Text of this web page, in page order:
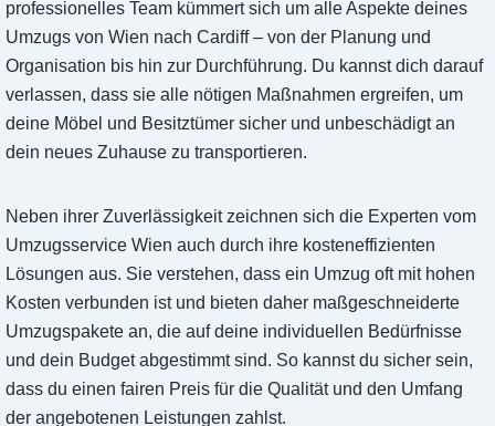
professionelles Team kümmert sich um alle Aspekte deines
Umzugs von Wien nach Cardiff – von der Planung und
Organisation bis hin zur Durchführung. Du kannst dich darauf
verlassen, dass sie alle nötigen Maßnahmen ergreifen, um
deine Möbel und Besitztümer sicher und unbeschädigt an
dein neues Zuhause zu transportieren.
Neben ihrer Zuverlässigkeit zeichnen sich die Experten vom
Umzugsservice Wien auch durch ihre kosteneffizienten
Lösungen aus. Sie verstehen, dass ein Umzug oft mit hohen
Kosten verbunden ist und bieten daher maßgeschneiderte
Umzugspakete an, die auf deine individuellen Bedürfnisse
und dein Budget abgestimmt sind. So kannst du sicher sein,
dass du einen fairen Preis für die Qualität und den Umfang
der angebotenen Leistungen zahlst.